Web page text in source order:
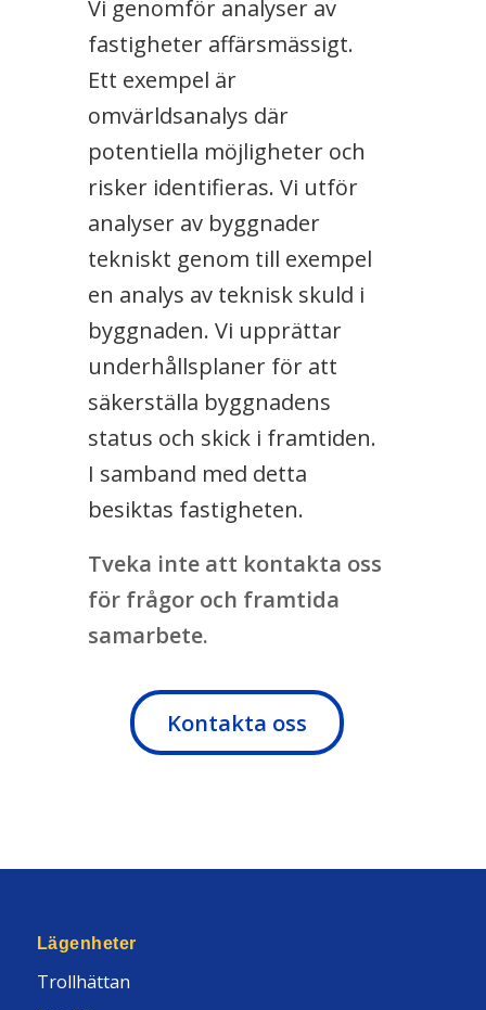
Vi genomför analyser av
fastigheter affärsmässigt.
Ett exempel är
omvärldsanalys där
potentiella möjligheter och
risker identifieras. Vi utför
analyser av byggnader
tekniskt genom till exempel
en analys av teknisk skuld i
byggnaden. Vi upprättar
underhållsplaner för att
säkerställa byggnadens
status och skick i framtiden.
I samband med detta
besiktas fastigheten.
Tveka inte att kontakta oss
för frågor och framtida
samarbete.
Kontakta oss
Lägenheter
Trollhättan